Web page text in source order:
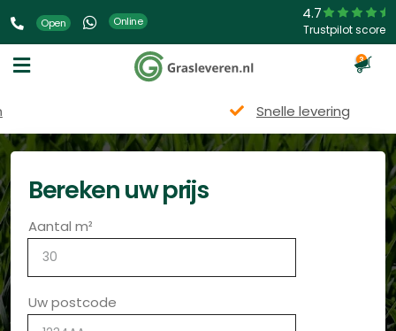
Open Online 4.7
Trustpilot score
3
Snelle levering
Bereken uw prijs
Aantal m²
Uw postcode